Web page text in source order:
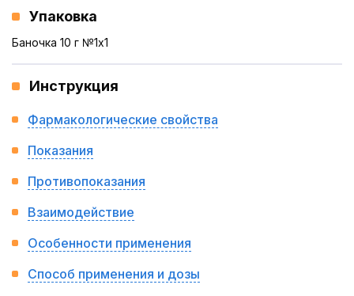
Упаковка
Баночка 10 г №1x1
Инструкция
Фармакологические свойства
Показания
Противопоказания
Взаимодействие
Особенности применения
Способ применения и дозы